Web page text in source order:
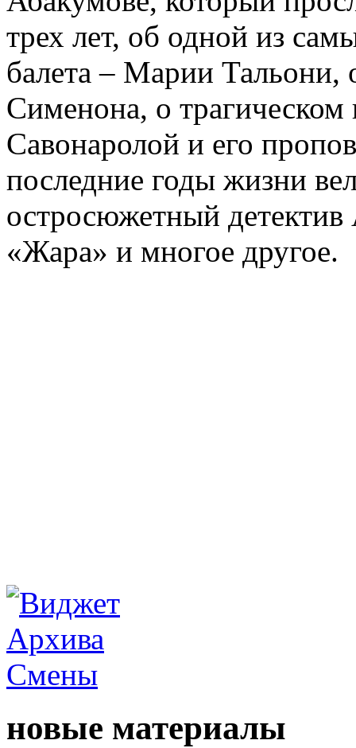
трех лет, об одной из
балета – Марии
Сименона, о трагическом
Савонаролой и его
последние годы жизни
остросюжетный детектив
«Жара» и многое другое.
новые материалы